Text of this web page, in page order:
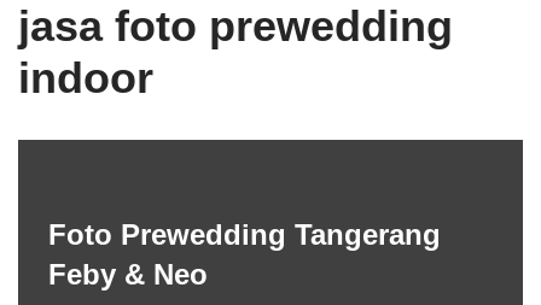
jasa foto prewedding
indoor
Foto Prewedding Tangerang
Feby & Neo